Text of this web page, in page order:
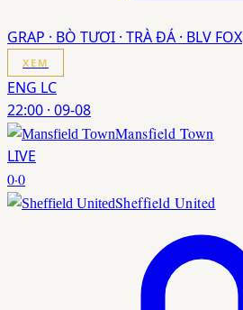
GRAP · BÒ TƯƠI · TRÀ ĐÁ · BLV FOX
XEM
ENG LC
22:00 · 09-08
Mansfield Town
LIVE
0·0
Sheffield United